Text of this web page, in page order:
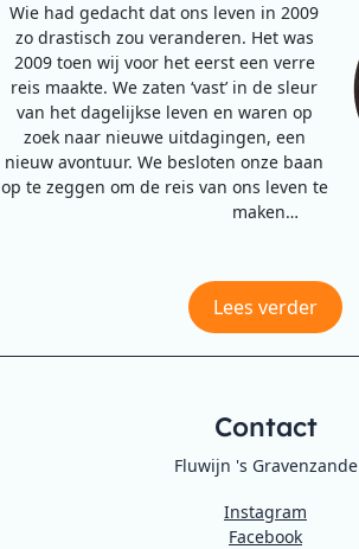
Wie had gedacht dat ons leven in 2009
zo drastisch zou veranderen. Het was
2009 toen wij voor het eerst een verre
reis maakte. We zaten ‘vast’ in de sleur
van het dagelijkse leven en waren op
zoek naar nieuwe uitdagingen, een
nieuw avontuur. We besloten onze baan
op te zeggen om de reis van ons leven te
maken…
Lees verder
Contact
Fluwijn 's Gravenzande
Instagram
Facebook